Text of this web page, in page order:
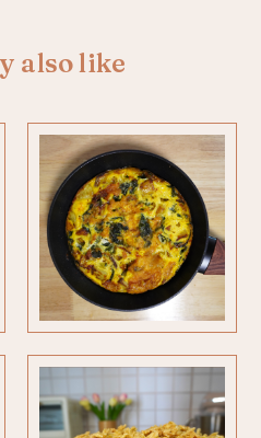
also like